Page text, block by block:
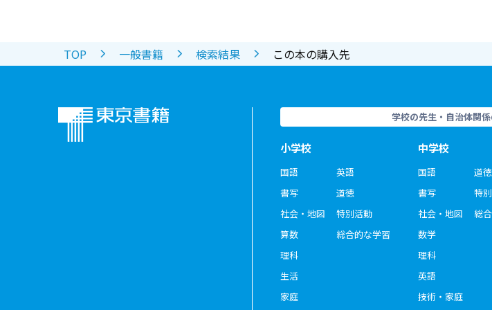
TOP 一般書籍 検索結果 この本の購入先
学校の先生・自治体関
小学校
国語
書写
社会・地図
算数
理科
生活
家庭
英語
道徳
特別活動
総合的な学習
中学校
国語
書写
社会・地図
数学
理科
英語
技術・家庭
道徳
特
総